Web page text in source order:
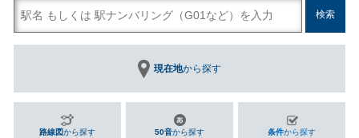
路線図から探す 50音から探す 条件から探す
現在地から探す